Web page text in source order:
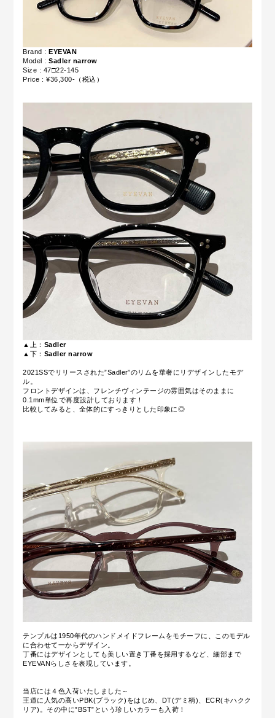
Brand :EYEVAN
Model :Sadler narrow
Size : 47□22‐145
Price : ¥36,300-（税込）
▲上： Sadler
▲下： Sadler narrow
2021SSでリリースされた”Sadler”のリムを華奢にリデザインしたモデ
ル。
フロントデザインは、フレンチヴィンテージの雰囲気はそのままに
0.1mm単位で再度設計しております！
比較してみると、全体的にすっきりとした印象に◎
テンプルは1950年代のハンドメイドフレームをモチーフに、このモデル
に合わせて一からデザイン。
丁番にはデザインとしても美しい置き丁番を採用するなど、細部まで
EYEVANらしさを表現しています。
当店には４色入荷いたしました～
王道に人気の高いPBK(ブラック)をはじめ、DT(デミ柄)、ECR(キハクク
リア)。その中に”BST”という珍しいカラーも入荷！